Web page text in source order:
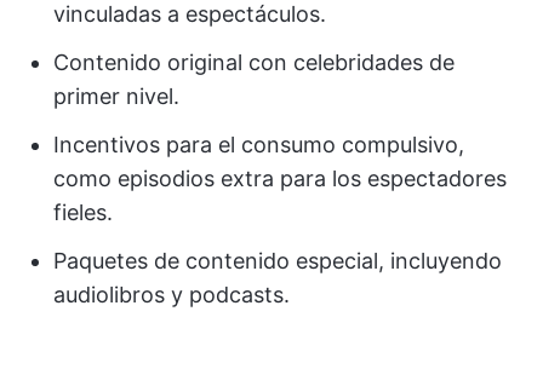
vinculadas a espectáculos.
Contenido original con celebridades de
primer nivel.
Incentivos para el consumo compulsivo,
como episodios extra para los espectadores
fieles.
Paquetes de contenido especial, incluyendo
audiolibros y podcasts.